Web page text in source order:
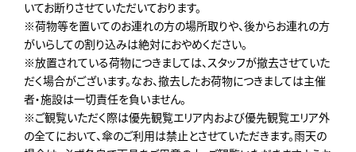
いてお断りさせていただいております。
※荷物等を置いてのお連れの方の場所取りや、後からお連れの方
がいらしての割り込みは絶対におやめください。
※放置されている荷物につきましては、スタッフが撤去させていた
だく場合がございます。なお、撤去したお荷物につきましては主催
者・施設は一切責任を負いません。
※ご観覧いただく際は優先観覧エリア内および優先観覧エリア外
の全てにおいて、傘のご利用は禁止とさせていただきます。雨天の